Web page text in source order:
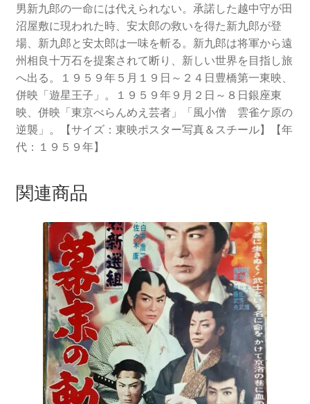
男新九郎の一命には代えられない。承諾した越中守が田
沼屋敷に現われた時、安太郎の救いを得た新九郎が登
場、新九郎と安太郎は一味を斬る。新九郎は将軍から遠
州相良十万石を提案されて断り、新しい世界を目指し旅
へ出る。１９５９年５月１９日～２４日豊橋第一東映、
併映「遊星王子」。１９５９年９月２日～８日銀座東
映、併映「東京べらんめえ芸者」「風小僧 雲雀ケ原の
逆襲」。【サイズ：東映ポスター写真＆スチール】【年
代：１９５９年】
関連商品